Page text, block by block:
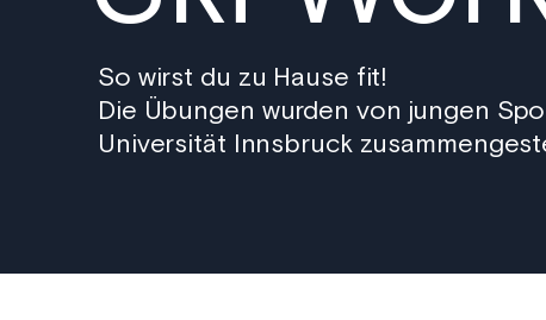
So wirst du zu Hause fit!
Die Übungen wurden von jungen
Universität Innsbruck